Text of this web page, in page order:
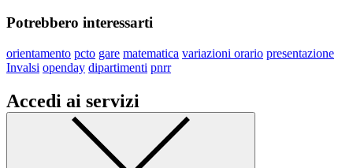
Potrebbero interessarti
orientamento pcto gare matematica variazioni orario presentazione
Invalsi openday dipartimenti pnrr
Accedi ai servizi